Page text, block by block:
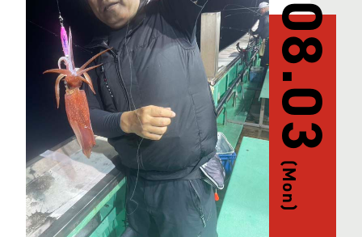
08.03
(Mon)